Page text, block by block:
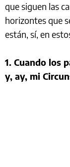
que siguen las
horizontes que
están, sí, en
1. Cuando los
y, ay, mi